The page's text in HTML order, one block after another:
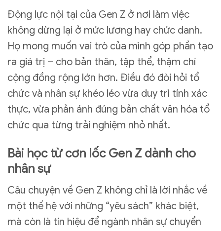
Động lực nội tại của Gen Z ở nơi làm việc
không dừng lại ở mức lương hay chức danh.
Họ mong muốn vai trò của mình góp phần tạo
ra giá trị – cho bản thân, tập thể, thậm chí
cộng đồng rộng lớn hơn. Điều đó đòi hỏi tổ
chức và nhân sự khéo léo vừa duy trì tính xác
thực, vừa phản ánh đúng bản chất văn hóa tổ
chức qua từng trải nghiệm nhỏ nhất.
Bài học từ cơn lốc Gen Z dành cho
nhân sự
Câu chuyện về Gen Z không chỉ là lời nhắc về
một thế hệ với những “yêu sách” khác biệt,
mà còn là tín hiệu để ngành nhân sự chuyển